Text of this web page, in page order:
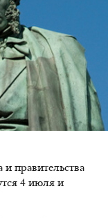
правительства
4 июля и